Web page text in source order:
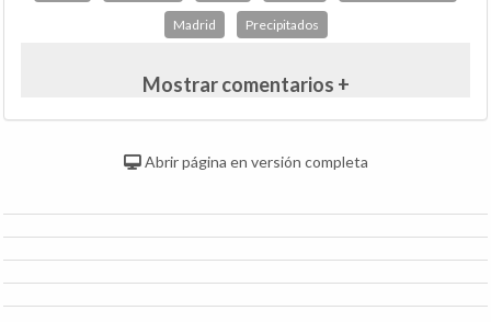
Madrid Precipitados
Mostrar comentarios +
Abrir página en versión completa